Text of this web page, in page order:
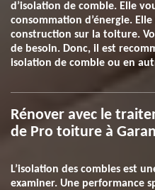
d’isolation de comble. Elle
consommation d’énergie.
construction sur la toiture.
de besoin. Donc, il est
isolation de comble ou en
Rénover avec le
de Pro toiture à
L’isolation des combles est
examiner. Une performance